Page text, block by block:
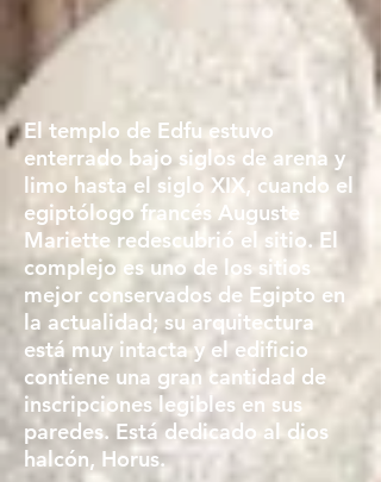
El templo de Edfu estuvo
enterrado bajo siglos de arena y
limo hasta el siglo XIX, cuando el
egiptólogo francés Auguste
Mariette redescubrió el sitio. El
complejo es uno de los sitios
mejor conservados de Egipto en
la actualidad; su arquitectura
está muy intacta y el edificio
contiene una gran cantidad de
inscripciones legibles en sus
paredes. Está dedicado al dios
halcón, Horus.